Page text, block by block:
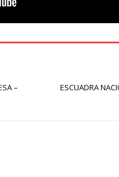
–
ESCUADRA